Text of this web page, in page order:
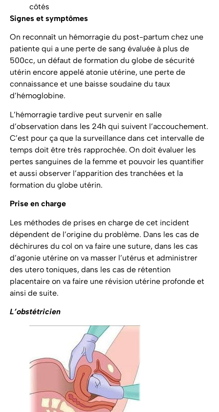
côtés
Signes et symptômes
On reconnaît un hémorragie du post-partum chez une
patiente qui a une perte de sang évaluée à plus de
500cc, un défaut de formation du globe de sécurité
utérin encore appelé atonie utérine, une perte de
connaissance et une baisse soudaine du taux
d’hémoglobine.
L’hémorragie tardive peut survenir en salle
d’observation dans les 24h qui suivent l’accouchement.
C’est pour ça que la surveillance dans cet intervalle de
temps doit être très rapprochée. On doit évaluer les
pertes sanguines de la femme et pouvoir les quantifier
et aussi observer l’apparition des tranchées et la
formation du globe utérin.
Prise en charge
Les méthodes de prises en charge de cet incident
dépendent de l’origine du problème. Dans les cas de
déchirures du col on va faire une suture, dans les cas
d’agonie utérine on va masser l’utérus et administrer
des utero toniques, dans les cas de rétention
placentaire on va faire une révision utérine profonde et
ainsi de suite.
L’obstétricien